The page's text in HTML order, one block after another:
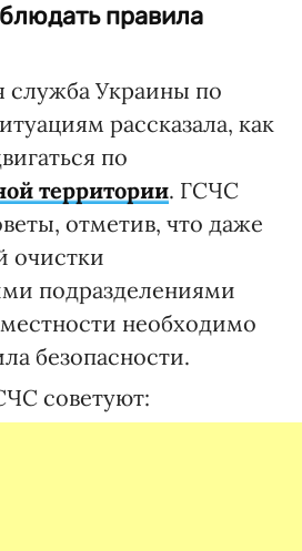
правила
служба Украины по
рассказала, как
по
территории. ГСЧС
отметив, что даже
очистки
подразделениями
необходимо
безопасности.
советуют: